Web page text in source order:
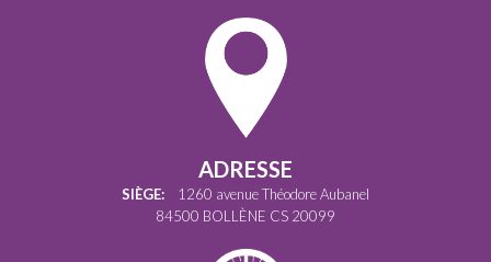
ADRESSE
SIÈGE: 1260 avenue Théodore Aubanel
84500 BOLLÈNE CS 20099